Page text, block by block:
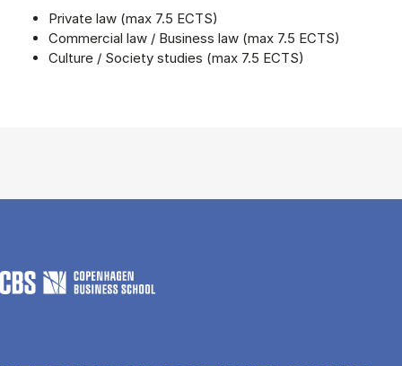
Private law (max 7.5 ECTS)
Commercial law / Business law (max 7.5 ECTS)
Culture / Society studies (max 7.5 ECTS)